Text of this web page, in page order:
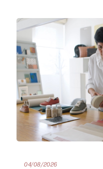
04/08/2026